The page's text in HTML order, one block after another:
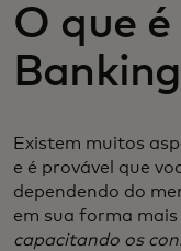
O que
Existem muitos
e é provável que
dependendo do
em sua forma
capacitando os